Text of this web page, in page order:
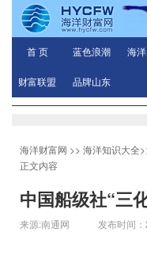
首 页 蓝色浪潮 海
财富联盟 品牌山东
海洋财富网 >> 海洋知识大全
正文内容
中国船级社“三
来源:南通网 发布时间：